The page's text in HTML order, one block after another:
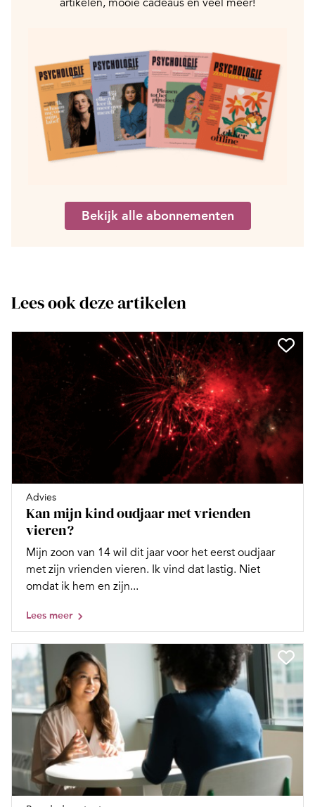
artikelen, mooie cadeaus en veel meer!
Bekijk alle abonnementen
Lees ook deze artikelen
Advies
Kan mijn kind oudjaar met vrienden
vieren?
Mijn zoon van 14 wil dit jaar voor het eerst oudjaar
met zijn vrienden vieren. Ik vind dat lastig. Niet
omdat ik hem en zijn...
Lees meer